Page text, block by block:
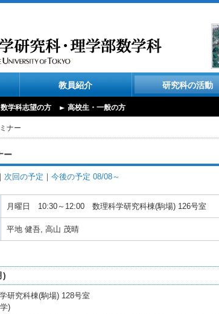
教員紹介 研究科の活動
数学科志望の方 高校生・一般の方
ナー
ー
｜ 次回の予定 ｜ 今後の予定 08/08～
月曜日 10:30～12:00 数理科学研究科棟(駒場) 126号室
平地 健吾, 高山 茂晴
)
研究科棟(駒場) 128号室
)